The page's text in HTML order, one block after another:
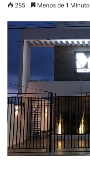
285 Menos de 1 Minuto